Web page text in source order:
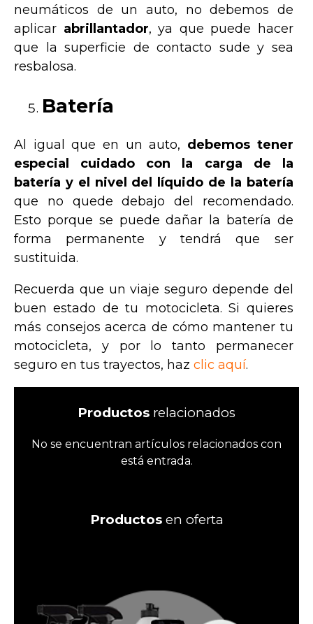
neumáticos de un auto, no debemos de
aplicar abrillantador, ya que puede hacer
que la superficie de contacto sude y sea
resbalosa.
Batería
Al igual que en un auto, debemos tener
especial cuidado con la carga de la
batería y el nivel del
líquido de la batería
que no quede debajo del recomendado.
Esto porque se puede dañar la batería de
forma permanente y tendrá que ser
sustituida.
Recuerda que un viaje seguro depende del
buen estado de tu motocicleta. Si quieres
más consejos acerca de cómo mantener tu
motocicleta, y por lo tanto permanecer
seguro en tus trayectos, haz clic aquí.
Productos relacionados
No se encuentran artículos relacionados con
está entrada.
Productosen oferta